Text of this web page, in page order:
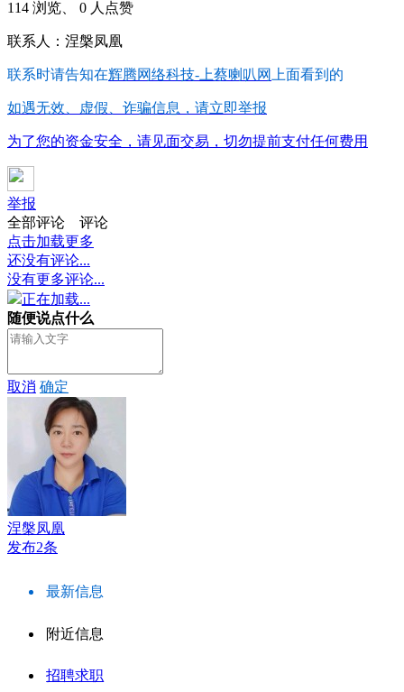
114 浏览、 0 人点赞
联系人：涅槃凤凰
联系时请告知在辉腾网络科技-上蔡喇叭网 上面看到的
如遇无效、虚假、诈骗信息，请立即举报
为了您的资金安全，请见面交易，切勿提前支付任何费用
举报
全部评论
评论
点击加载更多
还没有评论...
没有更多评论...
正在加载...
随便说点什么
取消 确定
涅槃凤凰
发布2条
最新信息
附近信息
招聘求职